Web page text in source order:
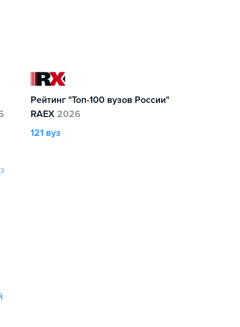
Рейтинг "Топ-100 вузов России"
RAEX 2026
121 вуз